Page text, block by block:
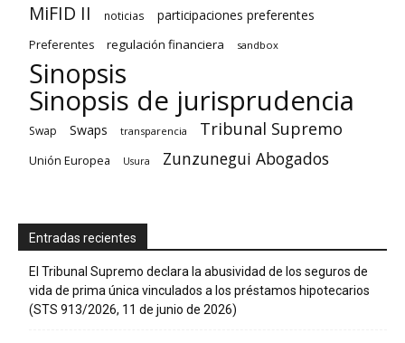
MiFID II noticias participaciones preferentes
Preferentes regulación financiera sandbox
Sinopsis
Sinopsis de jurisprudencia
Swap Swaps transparencia Tribunal Supremo
Unión Europea Usura Zunzunegui Abogados
Entradas recientes
El Tribunal Supremo declara la abusividad de los seguros de
vida de prima única vinculados a los préstamos hipotecarios
(STS 913/2026, 11 de junio de 2026)